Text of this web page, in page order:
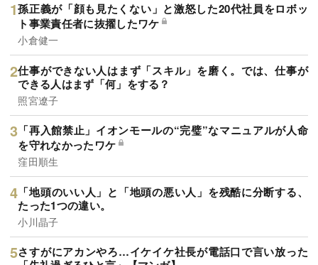
孫正義が「顔も見たくない」と激怒した20代社員をロボッ
ト事業責任者に抜擢したワケ
小倉健一
仕事ができない人はまず「スキル」を磨く。では、仕事が
できる人はまず「何」をする？
照宮遼子
「再入館禁止」イオンモールの“完璧”なマニュアルが人命
を守れなかったワケ
窪田順生
「地頭のいい人」と「地頭の悪い人」を残酷に分断する、
たった1つの違い。
小川晶子
さすがにアカンやろ…イケイケ社長が電話口で言い放った